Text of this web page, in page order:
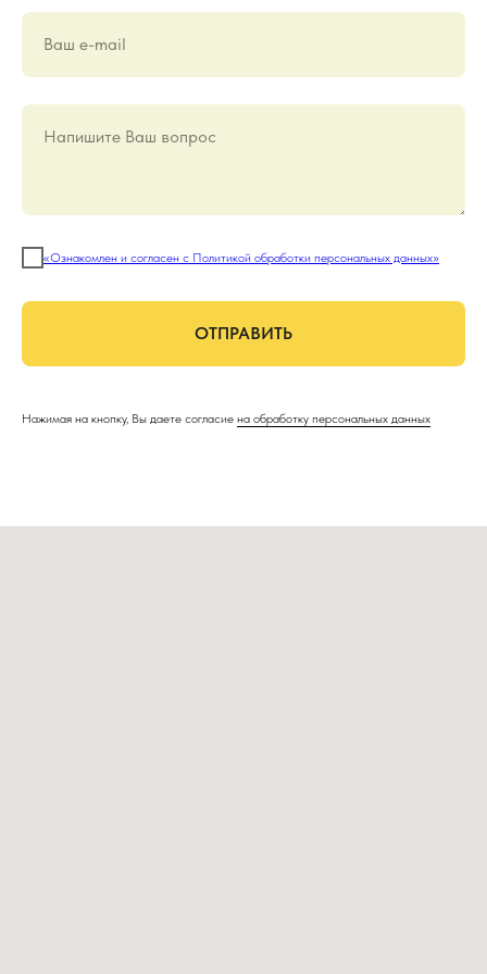
Ваш е-mail
Напишите Ваш вопрос
«Ознакомлен и согласен с Политикой обработки персональных данных»
ОТПРАВИТЬ
Нажимая на кнопку, Вы даете согласие на обработку персональных данных